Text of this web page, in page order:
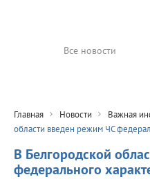
Все новости
Главная Новости Важная
области введен режим ЧС
В Белгородской
федерального